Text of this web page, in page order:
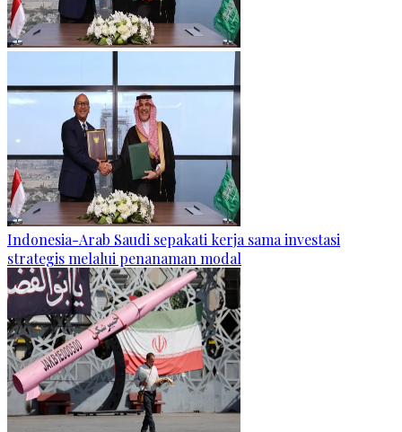
Indonesia-Arab Saudi sepakati kerja sama investasi
strategis melalui penanaman modal